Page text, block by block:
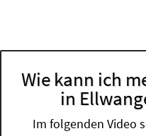
Wie kann ich
in
Im folgenden Video